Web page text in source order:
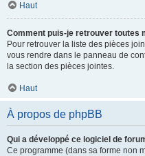
Haut
Comment puis-je retrouver toutes
Pour retrouver la liste des pièces
vous rendre dans le panneau de
la section des pièces jointes.
Haut
À propos de phpBB
Qui a développé ce logiciel de
Ce programme (dans sa forme non